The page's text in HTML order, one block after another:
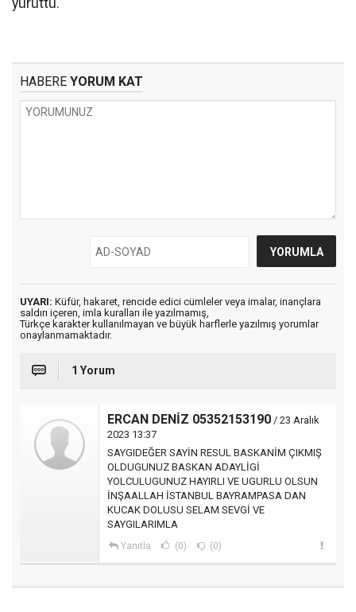
yürüttü.
HABERE YORUM KAT
UYARI: Küfür, hakaret, rencide edici cümleler veya imalar, inançlara
saldırı içeren, imla kuralları ile yazılmamış,
Türkçe karakter kullanılmayan ve büyük harflerle yazılmış yorumlar
onaylanmamaktadır.
1 Yorum
ERCAN DENİZ 05352153190 / 23 Aralık
2023 13:37
SAYGIDEĞER SAYİN RESUL BASKANİM ÇIKMIŞ
OLDUGUNUZ BASKAN ADAYLİGİ
YOLCULUGUNUZ HAYIRLI VE UGURLU OLSUN
İNŞAALLAH İSTANBUL BAYRAMPASA DAN
KUCAK DOLUSU SELAM SEVGİ VE
SAYGILARIMLA
Yanıtla (0) (0)